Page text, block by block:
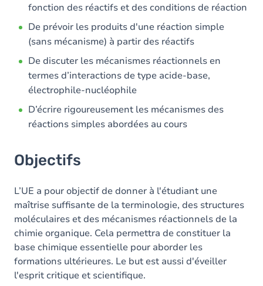
fonction des réactifs et des conditions de réaction
De prévoir les produits d'une réaction simple
(sans mécanisme) à partir des réactifs
De discuter les mécanismes réactionnels en
termes d’interactions de type acide-base,
électrophile-nucléophile
D’écrire rigoureusement les mécanismes des
réactions simples abordées au cours
Objectifs
L’UE a pour objectif de donner à l'étudiant une
maîtrise suffisante de la terminologie, des structures
moléculaires et des mécanismes réactionnels de la
chimie organique. Cela permettra de constituer la
base chimique essentielle pour aborder les
formations ultérieures. Le but est aussi d'éveiller
l'esprit critique et scientifique.